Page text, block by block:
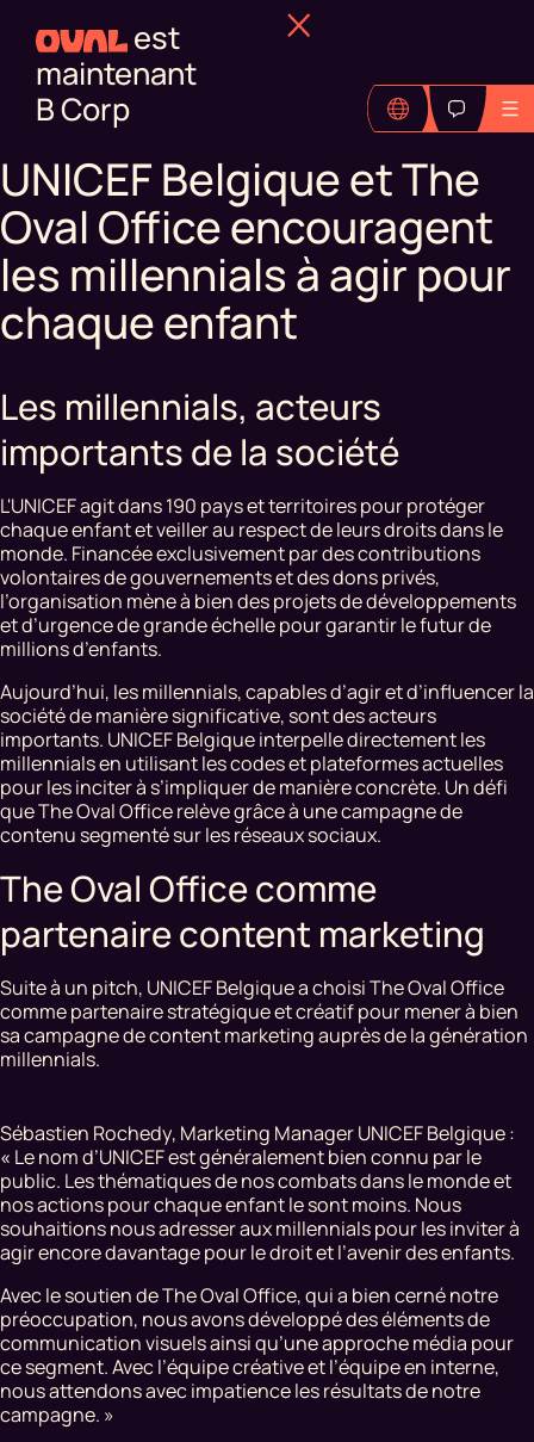
est
maintenant
B Corp
UNICEF Belgique et The
Oval Office encouragent
les millennials à agir pour
chaque enfant
Les millennials, acteurs
importants de la société
L'UNICEF agit dans 190 pays et territoires pour protéger
chaque enfant et veiller au respect de leurs droits dans le
monde. Financée exclusivement par des contributions
volontaires de gouvernements et des dons privés,
l’organisation mène à bien des projets de développements
et d’urgence de grande échelle pour garantir le futur de
millions d’enfants.
Aujourd’hui, les millennials, capables d’agir et d’influencer la
société de manière significative, sont des acteurs
importants. UNICEF Belgique interpelle directement les
millennials en utilisant les codes et plateformes actuelles
pour les inciter à s’impliquer de manière concrète. Un défi
que The Oval Office relève grâce à une campagne de
contenu segmenté sur les réseaux sociaux.
The Oval Office comme
partenaire content marketing
Suite à un pitch, UNICEF Belgique a choisi The Oval Office
comme partenaire stratégique et créatif pour mener à bien
sa campagne de content marketing auprès de la génération
millennials.
Sébastien Rochedy, Marketing Manager UNICEF Belgique :
« Le nom d’UNICEF est généralement bien connu par le
public. Les thématiques de nos combats dans le monde et
nos actions pour chaque enfant le sont moins. Nous
souhaitions nous adresser aux millennials pour les inviter à
agir encore davantage pour le droit et l’avenir des enfants.
Avec le soutien de The Oval Office, qui a bien cerné notre
préoccupation, nous avons développé des éléments de
communication visuels ainsi qu’une approche média pour
ce segment. Avec l’équipe créative et l’équipe en interne,
nous attendons avec impatience les résultats de notre
campagne. »